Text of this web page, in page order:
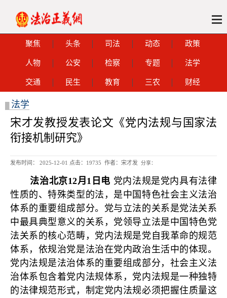
聚焦 头条 司法 动态 政策
人物 公安 检察 专题 法学
交通 民生 教育 三农 财经
法学
宋才发教授发表论文《党内法规与国家法
衔接机制研究》
发布时间： 2025-12-01 点击： 19735 作者：宋才发 分享：
法治北京12月1日电 党内法规是党内具有法律
性质的、特殊类型的法，是中国特色社会主义法治
体系的重要组成部分。党与立法的关系是党法关系
中最具典型意义的关系，党领导立法是中国特色党
法关系的核心范畴，党内法规是党自我革命的规范
体系，依规治党是法治在党内政治生活中的体现。
党内法规是法治体系的重要组成部分，社会主义法
治体系包含着党内法规体系，党内法规是一种独特
的法律规范形式，制定党内法规必须把握住质量这